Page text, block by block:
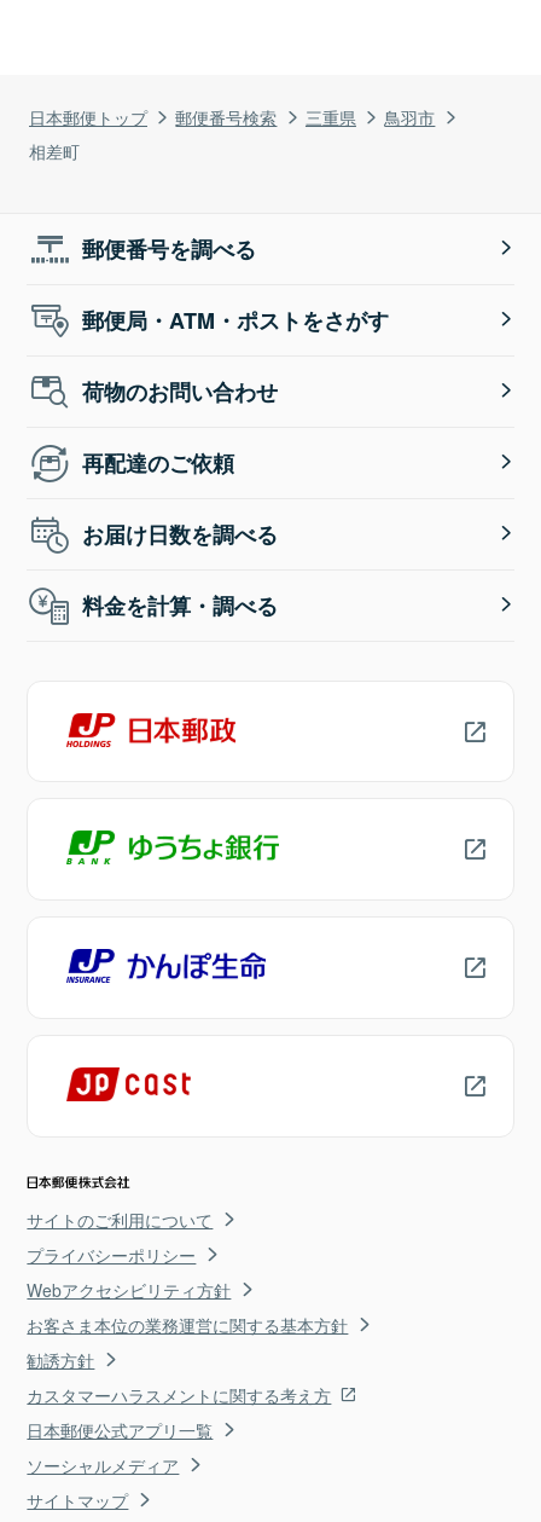
日本郵便トップ 郵便番号検索 三重県
鳥羽市
相差町
郵便番号を調べる
郵便局・ATM・ポストをさがす
荷物のお問い合わせ
再配達のご依頼
お届け日数を調べる
料金を計算・調べる
サイトのご利用について
プライバシーポリシー
Webアクセシビリティ方針
お客さま本位の業務運営に関する基本方針
勧誘方針
カスタマーハラスメントに関する考え方
日本郵便公式アプリ一覧
ソーシャルメディア
サイトマップ